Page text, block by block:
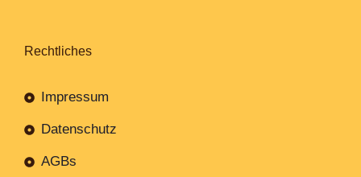
Rechtliches
Impressum
Datenschutz
AGBs